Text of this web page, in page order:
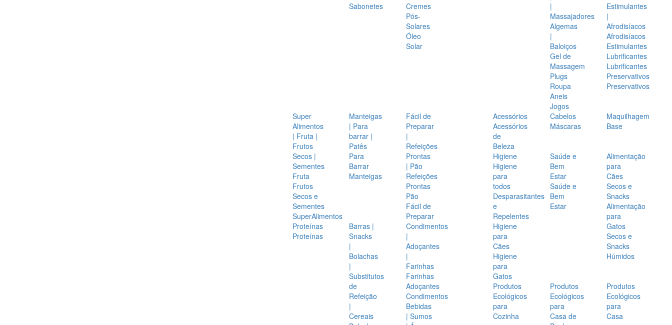
Sabonetes
Cremes
Pós-
Solares
Óleo
Solar
|
Massajadores
Algemas
|
Baloiços
Gel de
Massagem
Plugs
Roupa
Aneis
Jogos
Estimulantes
|
Afrodisíacos
Afrodisíacos
Estimulantes
Lubrificantes
Lubrificantes
Preservativos
Preservativos
Super
Alimentos
| Fruta |
Frutos
Secos |
Sementes
Fruta
Frutos
Secos e
Sementes
SuperAlimentos
Manteigas
| Para
barrar |
Patês
Para
Barrar
Manteigas
Fácil de
Preparar
|
Refeições
Prontas
| Pão
Refeições
Prontas
Pão
Fácil de
Preparar
Proteínas
Proteínas
Barras |
Snacks
|
Bolachas
|
Substitutos
de
Refeição
|
Cereais
Condimentos
|
Adoçantes
|
Farinhas
Farinhas
Adoçantes
Condimentos
Bebidas
| Sumos
Acessórios
Acessórios
de
Beleza
Cabelos
Máscaras
Maquilhagem
Base
Higiene
Higiene
para
todos
Desparasitantes
e
Repelentes
Higiene
para
Cães
Higiene
para
Gatos
Saúde e
Bem
Estar
Saúde e
Bem
Estar
Alimentação
para
Cães
Secos e
Snacks
Alimentação
para
Gatos
Secos e
Snacks
Húmidos
Produtos
Ecológicos
para
Cozinha
Produtos
Ecológicos
para
Casa de
Produtos
Ecológicos
para
Casa